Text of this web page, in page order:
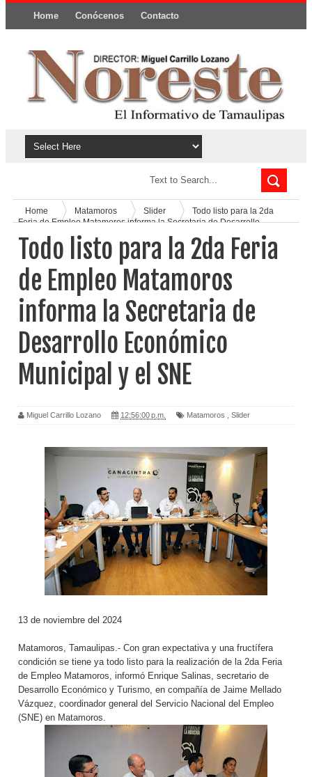
Home Conócenos Contacto
Home Matamoros Slider
Todo listo para la 2da
Feria de Empleo Matamoros informa la Secretaria de Desarrollo
Todo listo para la 2da Feria
de Empleo Matamoros
informa la Secretaria de
Desarrollo Económico
Municipal y el SNE
Miguel Carrillo Lozano 12:56:00 p.m. Matamoros Slider
13 de noviembre del 2024
Matamoros, Tamaulipas.- Con gran expectativa y una fructífera
condición se tiene ya todo listo para la realización de la 2da Feria
de Empleo Matamoros, informó Enrique Salinas, secretario de
Desarrollo Económico y Turismo, en compañía de Jaime Mellado
Vázquez, coordinador general del Servicio Nacional del Empleo
(SNE) en Matamoros.